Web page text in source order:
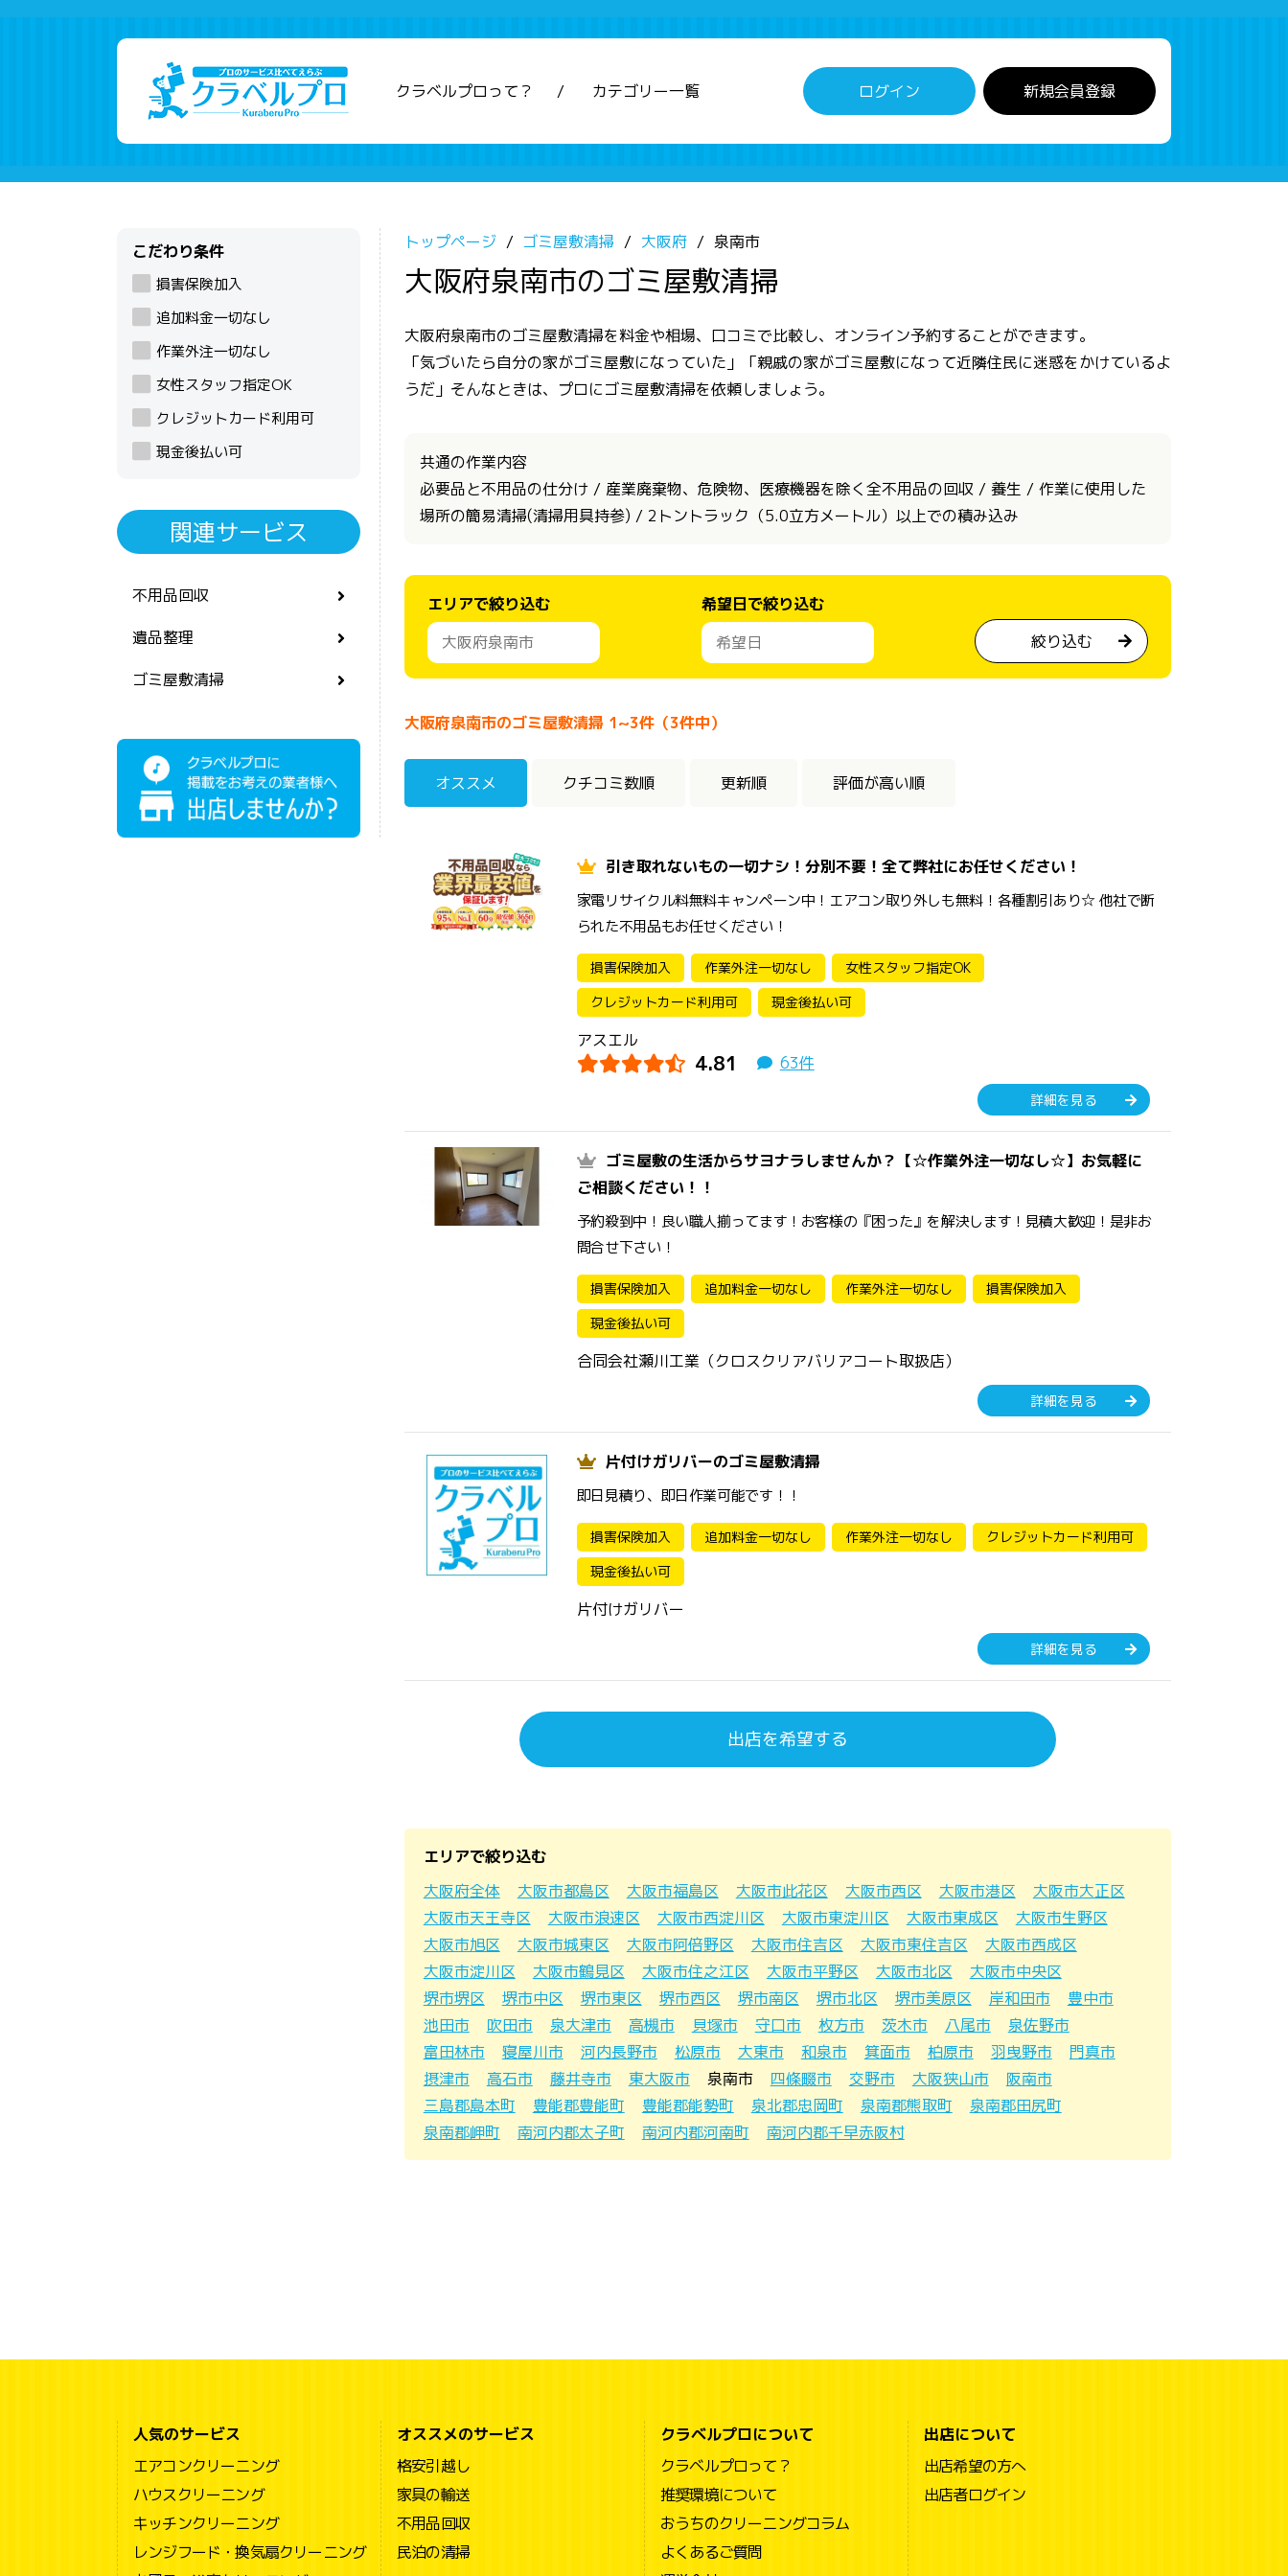
クラベルプロって？ カテゴリー一覧 ログイン 新規会員登録
トップページ ゴミ屋敷清掃 大阪府 泉南市
大阪府泉南市のゴミ屋敷清掃
大阪府泉南市のゴミ屋敷清掃を料金や相場、口コミで比較し、オンライン予約することができます。
「気づいたら自分の家がゴミ屋敷になっていた」「親戚の家がゴミ屋敷になって近隣住民に迷惑をかけているよ
うだ」そんなときは、プロにゴミ屋敷清掃を依頼しましょう。
共通の作業内容
必要品と不用品の仕分け / 産業廃棄物、危険物、医療機器を除く全不用品の回収 / 養生 / 作業に使用した
場所の簡易清掃(清掃用具持参) / 2トントラック（5.0立方メートル）以上での積み込み
エリアで絞り込む
希望日で絞り込む
絞り込む
大阪府泉南市のゴミ屋敷清掃 1~3件（3件中）
オススメ クチコミ数順 更新順 評価が高い順
引き取れないもの一切ナシ！分別不要！全て弊社にお任せください！
家電リサイクル料無料キャンペーン中！エアコン取り外しも無料！各種割引あり☆ 他社で断
られた不用品もお任せください！
損害保険加入 作業外注一切なし
女性スタッフ指定OK
クレジットカード利用可
現金後払い可
アスエル
4.81 63件
詳細を見る
ゴミ屋敷の生活からサヨナラしませんか？【☆作業外注一切なし☆】お気軽に
ご相談ください！！
予約殺到中！良い職人揃ってます！お客様の『困った』を解決します！見積大歓迎！是非お
問合せ下さい！
損害保険加入 追加料金一切なし 作業外注一切なし
損害保険加入
現金後払い可
合同会社瀬川工業（クロスクリアバリアコート取扱店）
詳細を見る
片付けガリバーのゴミ屋敷清掃
即日見積り、即日作業可能です！！
損害保険加入 追加料金一切なし 作業外注一切なし
クレジットカード利用可
現金後払い可
片付けガリバー
詳細を見る
出店を希望する
エリアで絞り込む
大阪府全体
大阪市都島区 大阪市福島区 大阪市此花区 大阪市西区 大阪市港区
大阪市大正区
大阪市天王寺区
大阪市浪速区 大阪市西淀川区 大阪市東淀川区 大阪市東成区
大阪市生野区
大阪市旭区
大阪市城東区 大阪市阿倍野区 大阪市住吉区 大阪市東住吉区
大阪市西成区
大阪市淀川区
大阪市鶴見区 大阪市住之江区 大阪市平野区 大阪市北区
大阪市中央区
堺市堺区
堺市中区 堺市東区 堺市西区 堺市南区 堺市北区 堺市美原区 岸和田市
豊中市
池田市
吹田市 泉大津市 高槻市 貝塚市 守口市 枚方市 茨木市 八尾市
泉佐野市
富田林市
寝屋川市 河内長野市 松原市 大東市 和泉市 箕面市 柏原市 羽曳野市
門真市
摂津市
高石市 藤井寺市 東大阪市 泉南市 四條畷市 交野市 大阪狭山市
阪南市
三島郡島本町
豊能郡豊能町 豊能郡能勢町 泉北郡忠岡町 泉南郡熊取町
泉南郡田尻町
泉南郡岬町
南河内郡太子町 南河内郡河南町 南河内郡千早赤阪村
こだわり条件
損害保険加入
追加料金一切なし
作業外注一切なし
女性スタッフ指定OK
クレジットカード利用可
現金後払い可
関連サービス
不用品回収
遺品整理
ゴミ屋敷清掃
人気のサービス
エアコンクリーニング
ハウスクリーニング
キッチンクリーニング
レンジフード・換気扇クリーニング
オススメのサービス
格安引越し
家具の輸送
不用品回収
民泊の清掃
クラベルプロについて
クラベルプロって？
推奨環境について
おうちのクリーニングコラム
よくあるご質問
出店について
出店希望の方へ
出店者ログイン